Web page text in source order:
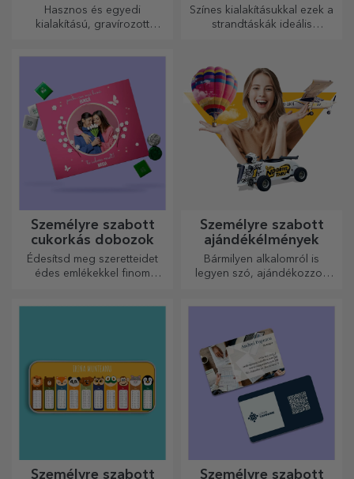
Hasznos és egyedi
kialakítású, gravírozott
Színes kialakításukkal ezek a
strandtáskák ideális
kiegészítők a
táskagyűjteményedben.
Személyre szabott
cukorkás dobozok
Édesítsd meg szeretteidet
édes emlékekkel finom
Személyre szabott
ajándékélmények
Bármilyen alkalomról is
legyen szó, ajándékozzon
élményeket.
Személyre szabott
Személyre szabott